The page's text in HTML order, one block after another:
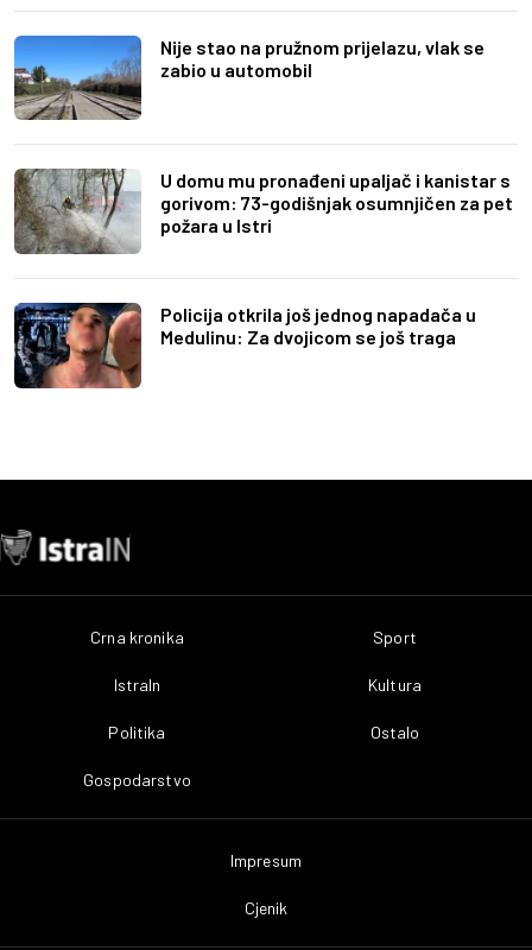
Nije stao na pružnom prijelazu, vlak se
zabio u automobil
U domu mu pronađeni upaljač i kanistar s
gorivom: 73-godišnjak osumnjičen za pet
požara u Istri
Policija otkrila još jednog napadača u
Medulinu: Za dvojicom se još traga
Crna kronika
IstraIn
Politika
Gospodarstvo
Sport
Kultura
Ostalo
Impresum
Cjenik